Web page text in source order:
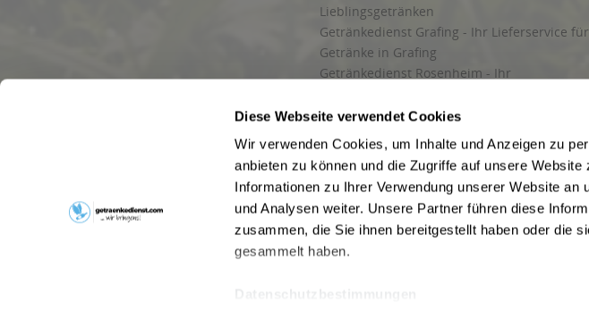
Diese Webseite verwendet Cookies
Wir verwenden Cookies, um Inhalte und Anzeigen zu
anbieten zu können und die Zugriffe auf unsere
Informationen zu Ihrer Verwendung unserer Website
und Analysen weiter. Unsere Partner führen diese
zusammen, die Sie ihnen bereitgestellt haben oder die
gesammelt haben.
Lieblingsgetränken
Getränkedienst Grafing - Ihr Lieferservice für
Getränke in Grafing
Getränkedienst Rosenheim - Ihr
und Umgebung
Getränkelieferung in Starnberg
Liefergebiet
Lieferservice für Getränke
Wir liefern Getränke
Kontakt
Newsletter